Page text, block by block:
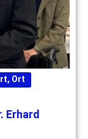
, Ort
Erhard